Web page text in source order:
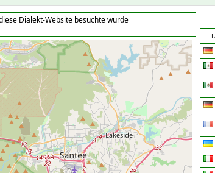
Dialekt-Website besuchte wurde